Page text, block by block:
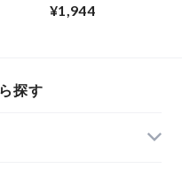
¥1,944
探す